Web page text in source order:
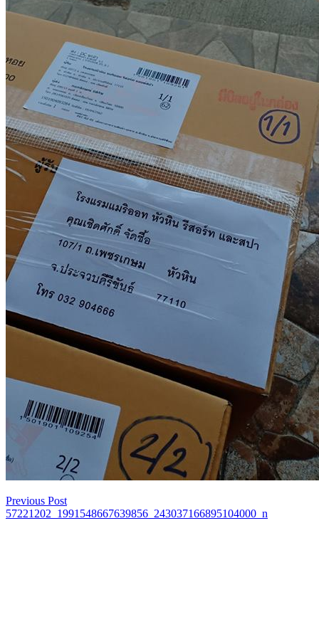
เมนู
Previous Post
57221202_1991548667639856_243037166895104000_n